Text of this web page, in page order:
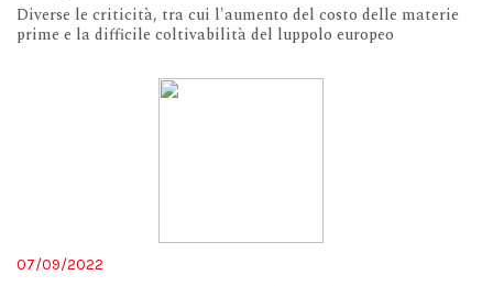
Diverse le criticità, tra cui l'aumento del costo delle materie
prime e la difficile coltivabilità del luppolo europeo
07/09/2022